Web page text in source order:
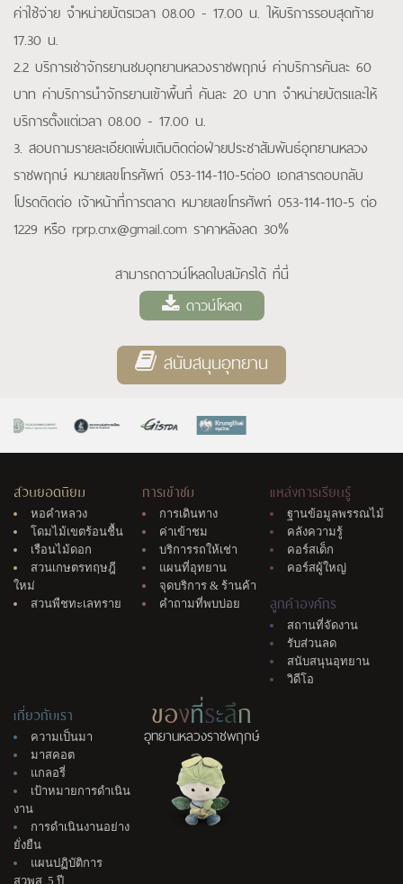
ค่าใช้จ่าย จำหน่ายบัตรเวลา 08.00 - 17.00 น. ให้บริการรอบสุดท้าย
17.30 น.
2.2 บริการเช่าจักรยานชมอุทยานหลวงราชพฤกษ์ ค่าบริการคันละ 60
บาท ค่าบริการนำจักรยานเข้าพื้นที่ คันละ 20 บาท จำหน่ายบัตรและให้
บริการตั้งแต่เวลา 08.00 - 17.00 น.
3. สอบถามรายละเอียดเพิ่มเติมติดต่อฝ่ายประชาสัมพันธ์อุทยานหลวง
ราชพฤกษ์ หมายเลขโทรศัพท์ 053-114-110-5ต่อ0 เอกสารตอบกลับ
โปรดติดต่อ เจ้าหน้าที่การตลาด หมายเลขโทรศัพท์ 053-114-110-5 ต่อ
1229 หรือ rprp.cnx@gmail.com ราคาหลังลด 30%
สามารถดาวน์โหลดใบสมัครได้ ที่นี่
ดาวน์โหลด
สนับสนุนอุทยาน
สวนยอดนิยม
หอคำหลวง
โดมไม้เขตร้อนชื้น
เรือนไม้ดอก
สวนเกษตรทฤษฎี
ใหม่
สวนพืชทะเลทราย
การเข้าชม
การเดินทาง
ค่าเข้าชม
บริการรถให้เช่า
แผนที่อุทยาน
จุดบริการ & ร้านค้า
คำถามที่พบบ่อย
แหล่งการเรียนรู้
ฐานข้อมูลพรรณไม้
คลังความรู้
คอร์สเด็ก
คอร์สผู้ใหญ่
ลูกค้าองค์กร
สถานที่จัดงาน
รับส่วนลด
สนับสนุนอุทยาน
วิดีโอ
เกี่ยวกับเรา
ความเป็นมา
มาสคอต
แกลอรี่
เป้าหมายการดำเนิน
งาน
การดำเนินงานอย่าง
ยั่งยืน
แผนปฏิบัติการ
สวพส. 5 ปี
ของที่ระลึก
อุทยานหลวงราชพฤกษ์